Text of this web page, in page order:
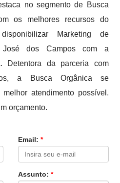
no segmento de Busca
os melhores recursos do
Marketing de
José dos Campos com a
Detentora da parceria com
a Busca Orgânica se
atendimento possível.
orçamento.
Email: *
Assunto: *